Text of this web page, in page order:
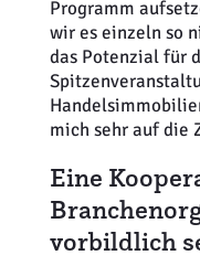
Programm
wir es einzeln so
das Potenzial für
mich sehr auf die
Eine
vorbildlich